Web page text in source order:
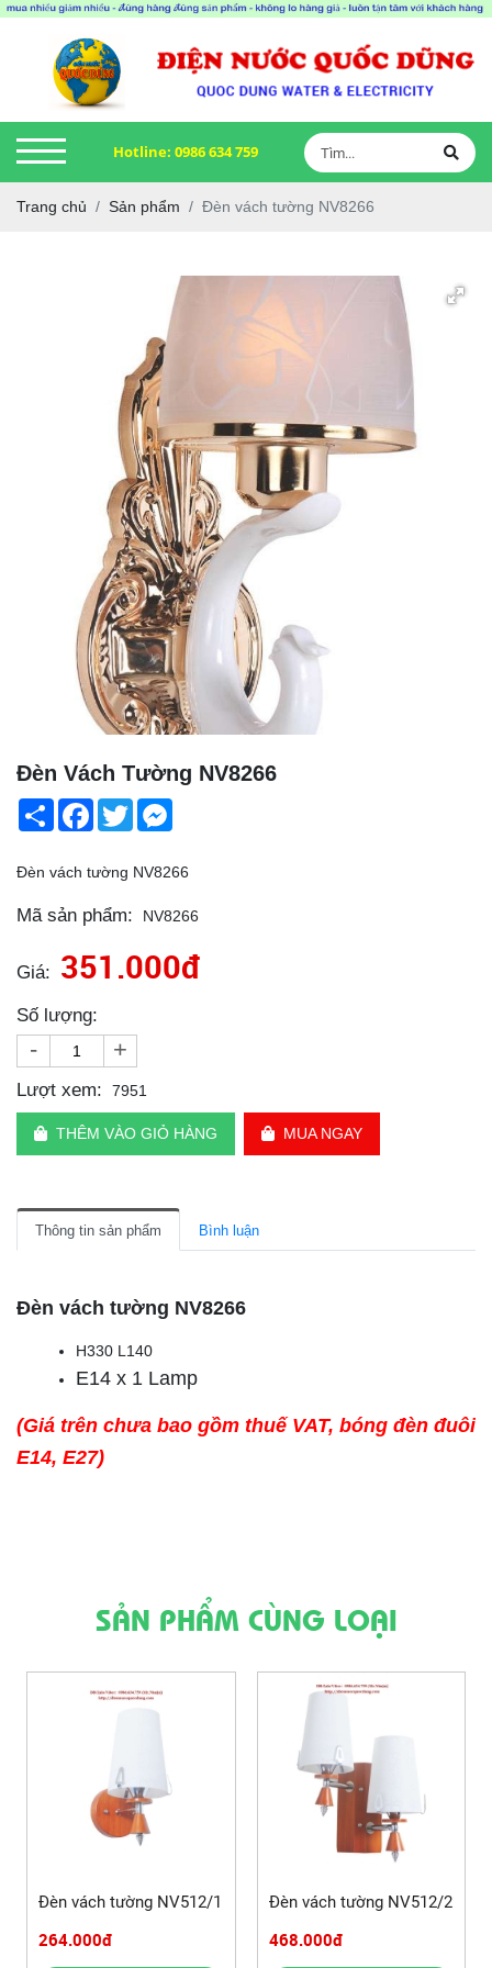
Hotline: 0986 634 759
Trang chủ Sản phẩm Đèn vách tường NV8266
Đèn Vách Tường NV8266
Share Facebook
Twitter
Đèn vách tường NV8266
Mã sản phẩm: NV8266
Giá: 351.000đ
Số lượng:
- +
Lượt xem: 7951
THÊM VÀO GIỎ HÀNG MUA NGAY
Thông tin sản phẩm Bình luận
Đèn vách tường NV8266
H330 L140
E14 x 1 Lamp
(Giá trên chưa bao gồm thuế VAT, bóng đèn đuôi
E14, E27)
SẢN PHẨM CÙNG LOẠI
Đèn vách tường NV512/1
264.000đ
Đèn vách tường NV512/2
468.000đ